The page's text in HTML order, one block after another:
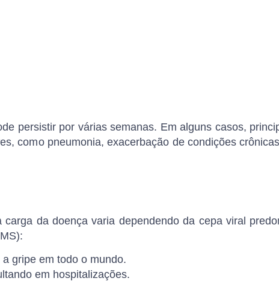
persistir por várias semanas. Em alguns casos,
como pneumonia, exacerbação de condições
da doença varia dependendo da cepa viral
gripe em todo o mundo.
em hospitalizações.